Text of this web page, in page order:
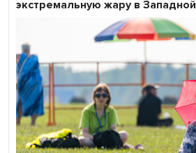
экстремальную жару в